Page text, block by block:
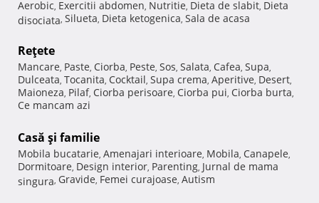
Aerobic, Exercitii abdomen, Nutritie, Dieta de slabit, Dieta
disociata, Silueta, Dieta ketogenica, Sala de acasa
Reţete
Mancare, Paste, Ciorba, Peste, Sos, Salata, Cafea, Supa,
Dulceata, Tocanita, Cocktail, Supa crema, Aperitive, Desert,
Maioneza, Pilaf, Ciorba perisoare, Ciorba pui, Ciorba burta,
Ce mancam azi
Casă şi familie
Mobila bucatarie, Amenajari interioare, Mobila, Canapele,
Dormitoare, Design interior, Parenting, Jurnal de mama
singura, Gravide, Femei curajoase, Autism